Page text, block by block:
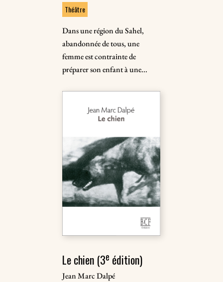
Théâtre
Dans une région du Sahel,
abandonnée de tous, une
femme est contrainte de
préparer son enfant à une...
Le chien (3e édition)
Jean Marc Dalpé